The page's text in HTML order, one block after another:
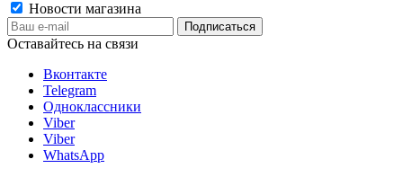
Новости магазина
Оставайтесь на связи
Вконтакте
Telegram
Одноклассники
Viber
Viber
WhatsApp